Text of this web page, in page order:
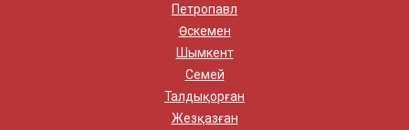
Петропавл
Өскемен
Шымкент
Семей
Талдықорған
Жезқазған